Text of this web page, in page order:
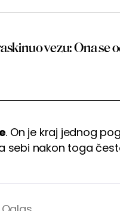
vezu: Ona se
. On je kraj jednog
sebi nakon toga